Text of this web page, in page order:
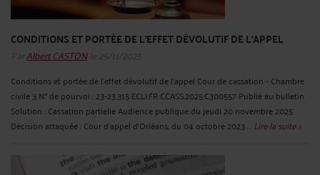
CONDITIONS ET PORTÉE DE L'EFFET DÉVOLUTIF DE L'APPEL
ParAlbert CASTONle 25/11/2025
Conditions et portée de l'effet dévolutif de l'appel Cour de cassation - Chambre
civile 3 N° de pourvoi : 23-23.315 ECLI:FR:CCASS:2025:C300557 Publié au bulletin
Solution : Cassation partielle Audience publique du jeudi 20 novembre 2025
Décision attaquée : Cour d'appel d'Orléans, du 04 octobre 2023 ... Lire la suite >